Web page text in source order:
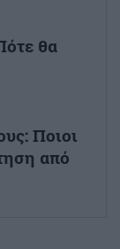
θα
Ποιοι
από